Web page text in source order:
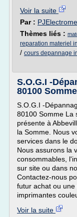
Voir la suite
Par :
Thèmes liés :
reparation materiel
/ cours depannage
S.O.G.I -
80100 Somme
S.O.G.I -
80100 Somme La
présente à
la Somme. Nous
services dans le
Nous assurons la
consommables,
sur site ou dans
Contactez-nous
futur achat ou
imprimantes
Voir la suite